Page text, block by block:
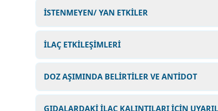
İSTENMEYEN/ YAN ETKİLER
İLAÇ ETKİLEŞİMLERİ
DOZ AŞIMINDA BELİRTİLER VE ANTİDOT
GIDALARDAKİ İLAÇ KALINTILARI İÇİN